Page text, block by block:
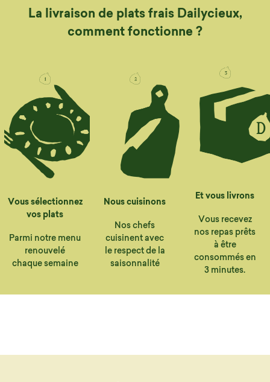
La livraison de plats frais Dailycieux,
comment fonctionne ?
Vous sélectionnez
vos plats
Parmi notre menu
renouvelé
chaque semaine
Nous cuisinons
Nos chefs
cuisinent avec
le respect de la
saisonnalité
Et vous livrons
Vous recevez
nos repas prêts
à être
consommés en
3 minutes.